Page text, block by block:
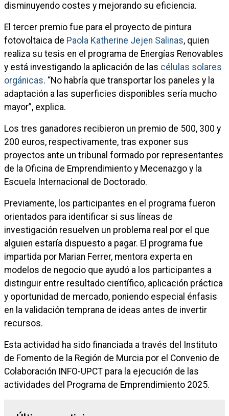
disminuyendo costes y mejorando su eficiencia.
El tercer premio fue para el proyecto de pintura
fotovoltaica de Paola Katherine Jejen Salinas, quien
realiza su tesis en el programa de Energías Renovables
y está investigando la aplicación de las células solares
orgánicas. “No habría que transportar los paneles y la
adaptación a las superficies disponibles sería mucho
mayor”, explica.
Los tres ganadores recibieron un premio de 500, 300 y
200 euros, respectivamente, tras exponer sus
proyectos ante un tribunal formado por representantes
de la Oficina de Emprendimiento y Mecenazgo y la
Escuela Internacional de Doctorado.
Previamente, los participantes en el programa fueron
orientados para identificar si sus líneas de
investigación resuelven un problema real por el que
alguien estaría dispuesto a pagar. El programa fue
impartida por Marian Ferrer, mentora experta en
modelos de negocio que ayudó a los participantes a
distinguir entre resultado científico, aplicación práctica
y oportunidad de mercado, poniendo especial énfasis
en la validación temprana de ideas antes de invertir
recursos.
Esta actividad ha sido financiada a través del Instituto
de Fomento de la Región de Murcia por el Convenio de
Colaboración INFO-UPCT para la ejecución de las
actividades del Programa de Emprendimiento 2025.